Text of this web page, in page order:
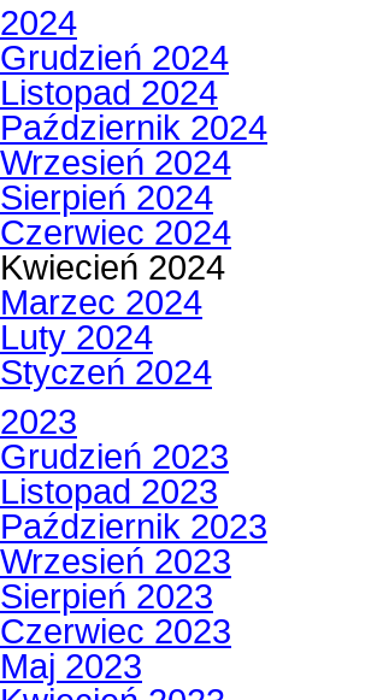
2024
Grudzień 2024
Listopad 2024
Październik 2024
Wrzesień 2024
Sierpień 2024
Czerwiec 2024
Kwiecień 2024
Marzec 2024
Luty 2024
Styczeń 2024
2023
Grudzień 2023
Listopad 2023
Październik 2023
Wrzesień 2023
Sierpień 2023
Czerwiec 2023
Maj 2023